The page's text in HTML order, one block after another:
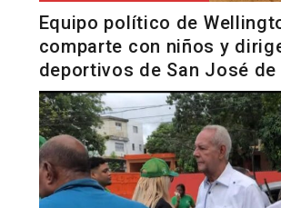
Equipo político de
comparte con niños y
deportivos de San José de